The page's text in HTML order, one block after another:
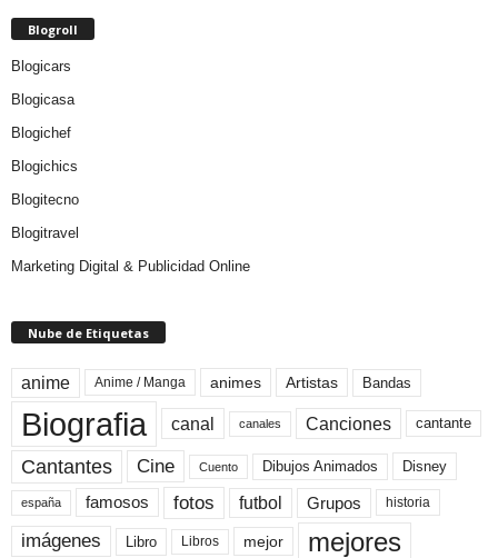
Blogroll
Blogicars
Blogicasa
Blogichef
Blogichics
Blogitecno
Blogitravel
Marketing Digital & Publicidad Online
Nube de Etiquetas
anime Anime / Manga animes Artistas Bandas
Biografia canal canales Canciones cantante
Cantantes Cine Cuento Dibujos Animados Disney
españa famosos fotos futbol Grupos historia
imágenes Libro Libros mejor mejores